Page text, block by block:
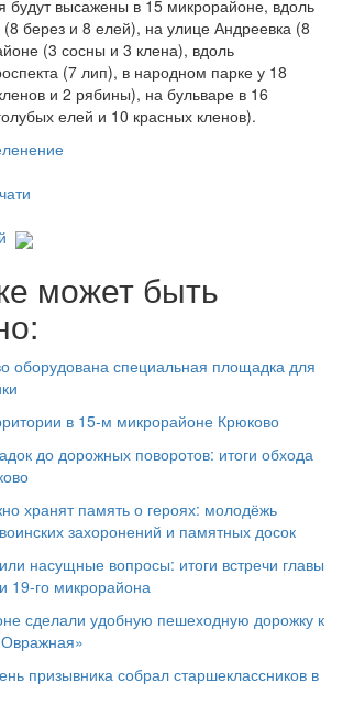
будут высажены в 15 микрорайоне, вдоль
берез и 8 елей), на улице Андреевка (8
(3 сосны и 3 клена), вдоль
(7 лип), в народном парке у 18
и 2 рябины), на бульваре в 16
елей и 10 красных кленов).
может быть
оборудована специальная площадка для
в 15‑м микрорайоне Крюково
до дорожных поворотов: итоги обхода
хранят память о героях: молодёжь
захоронений и памятных досок
насущные вопросы: итоги встречи главы
19‑го микрорайона
сделали удобную пешеходную дорожку к
призывника собрал старшеклассников в